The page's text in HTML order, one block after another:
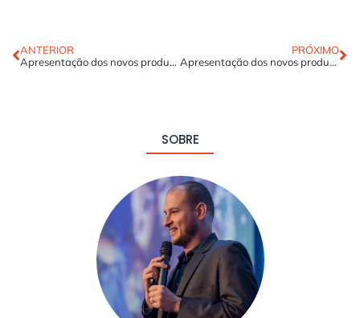
ANTERIOR
Apresentação dos novos produtos
PRÓXIMO
Apresentação dos novos produtos [dias 04 e 05]
SOBRE